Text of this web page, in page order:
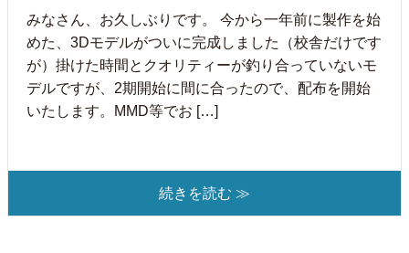
みなさん、お久しぶりです。 今から一年前に製作を始
めた、3Dモデルがついに完成しました（校舎だけです
が）掛けた時間とクオリティーが釣り合っていないモ
デルですが、2期開始に間に合ったので、配布を開始
いたします。MMD等でお […]
続きを読む ≫